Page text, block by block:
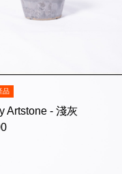
品
Artstone - 淺灰